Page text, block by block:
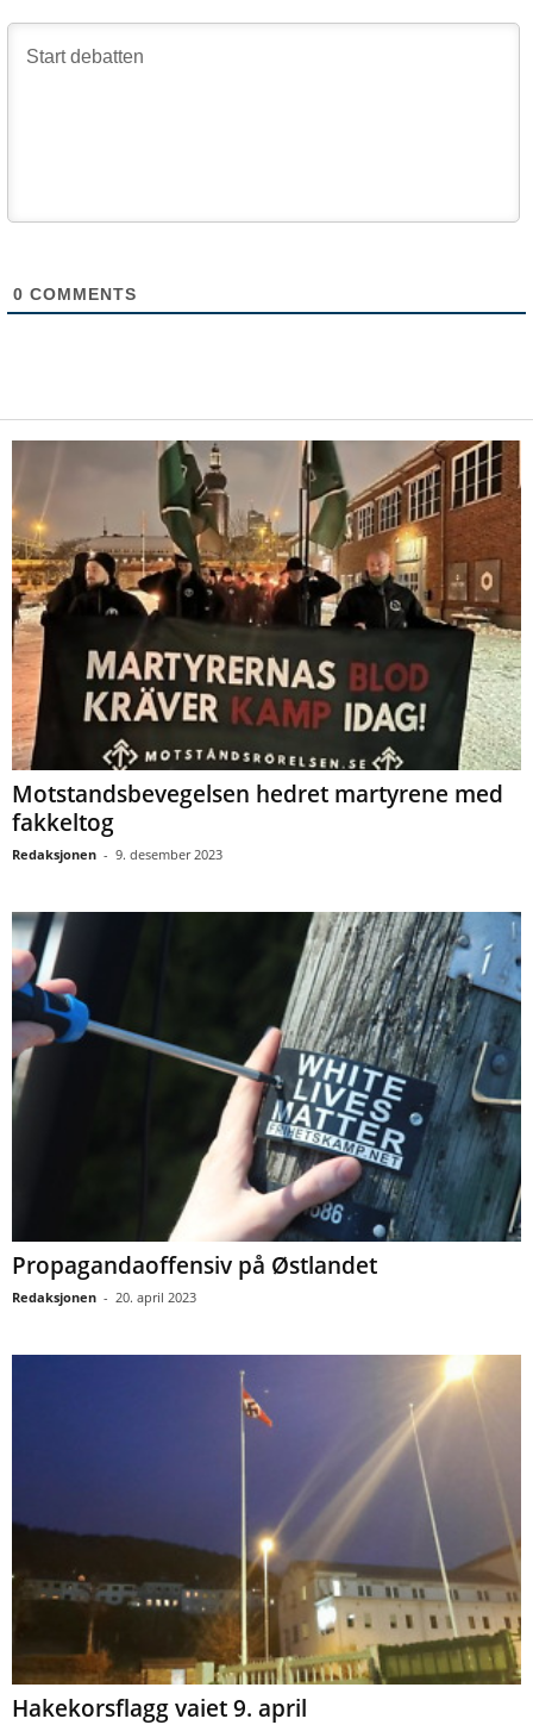
0 COMMENTS
Motstandsbevegelsen hedret martyrene med
fakkeltog
Redaksjonen - 9. desember 2023
Propagandaoffensiv på Østlandet
Redaksjonen - 20. april 2023
Hakekorsflagg vaiet 9. april